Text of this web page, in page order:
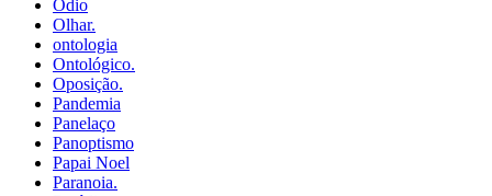
Ódio
Olhar.
ontologia
Ontológico.
Oposição.
Pandemia
Panelaço
Panoptismo
Papai Noel
Paranoia.